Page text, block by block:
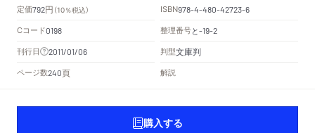
定価792円 （10％税込） ISBN978-4-480-42723-6
Cコード0198 整理番号と-19-2
刊行日 2011/01/06 判型文庫判
ページ数240頁 解説
購入する